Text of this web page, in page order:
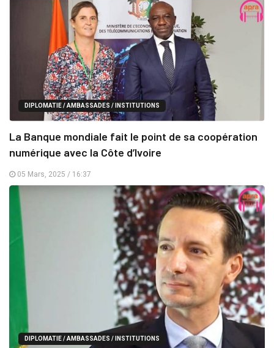
DIPLOMATIE / AMBASSADES / INSTITUTIONS
La Banque mondiale fait le point de sa coopération
numérique avec la Côte d’Ivoire
05 Mars, 2025 / 16:37
DIPLOMATIE / AMBASSADES / INSTITUTIONS